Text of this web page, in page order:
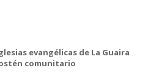
evangélicas de La Guaira
comunitario